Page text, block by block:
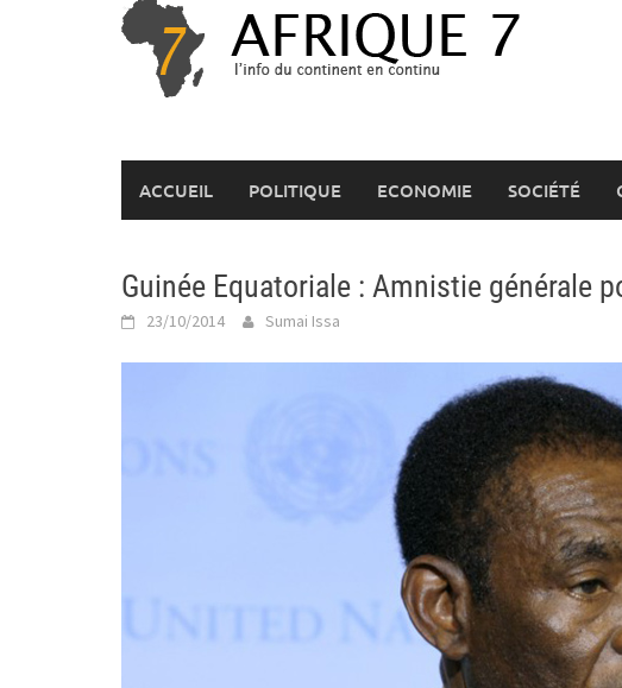
ACCUEIL POLITIQUE ECONOMIE SOCIÉTÉ
Guinée Equatoriale : Amnistie générale
23/10/2014 Sumai Issa